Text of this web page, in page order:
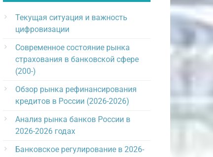
Текущая ситуация и важность
цифровизации
Современное состояние рынка
страхования в банковской сфере
(200-)
Обзор рынка рефинансирования
кредитов в России (2026-2026)
Анализ рынка банков России в
2026-2026 годах
Банковское регулирование в 2026-